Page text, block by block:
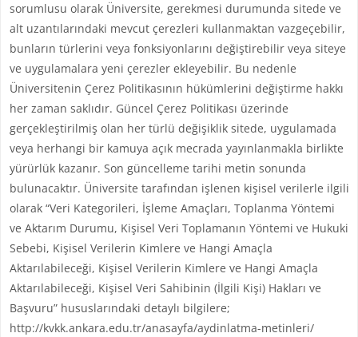
sorumlusu olarak Üniversite, gerekmesi durumunda sitede ve
alt uzantılarındaki mevcut çerezleri kullanmaktan vazgeçebilir,
bunların türlerini veya fonksiyonlarını değiştirebilir veya siteye
ve uygulamalara yeni çerezler ekleyebilir. Bu nedenle
Üniversitenin Çerez Politikasının hükümlerini değiştirme hakkı
her zaman saklıdır. Güncel Çerez Politikası üzerinde
gerçekleştirilmiş olan her türlü değişiklik sitede, uygulamada
veya herhangi bir kamuya açık mecrada yayınlanmakla birlikte
yürürlük kazanır. Son güncelleme tarihi metin sonunda
bulunacaktır. Üniversite tarafından işlenen kişisel verilerle ilgili
olarak “Veri Kategorileri, İşleme Amaçları, Toplanma Yöntemi
ve Aktarım Durumu, Kişisel Veri Toplamanın Yöntemi ve Hukuki
Sebebi, Kişisel Verilerin Kimlere ve Hangi Amaçla
Aktarılabileceği, Kişisel Verilerin Kimlere ve Hangi Amaçla
Aktarılabileceği, Kişisel Veri Sahibinin (İlgili Kişi) Hakları ve
Başvuru” hususlarındaki detaylı bilgilere;
http://kvkk.ankara.edu.tr/anasayfa/aydinlatma-metinleri/